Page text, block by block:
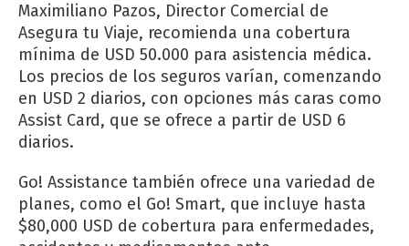
Maximiliano Pazos, Director Comercial de
Asegura tu Viaje, recomienda una cobertura
mínima de USD 50.000 para asistencia médica.
Los precios de los seguros varían, comenzando
en USD 2 diarios, con opciones más caras como
Assist Card, que se ofrece a partir de USD 6
diarios.
Go! Assistance también ofrece una variedad de
planes, como el Go! Smart, que incluye hasta
$80,000 USD de cobertura para enfermedades,